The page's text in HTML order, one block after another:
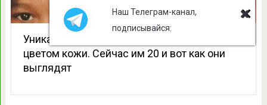
Уникальные близнецы: сестры с разным
цветом кожи. Сейчас им 20 и вот как они
выглядят
Наш Телеграм-канал,
подписывайся: